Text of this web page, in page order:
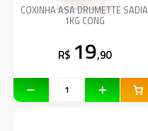
COXINHA ASA DRUMETTE SADIA
1KG CONG
R$ 19,90